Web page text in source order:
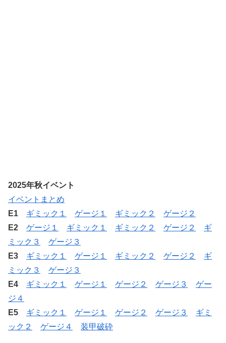
2025年秋イベント
イベントまとめ
E1
ギミック１ ゲージ１ ギミック２
ゲージ２
E2
ゲージ１ ギミック１ ギミック２ ゲージ２
ギ
ミック３
ゲージ３
E3
ギミック１ ゲージ１ ギミック２ ゲージ２
ギ
ミック３
ゲージ３
E4
ギミック１ ゲージ１ ゲージ２ ゲージ３
ゲー
ジ４
E5
ギミック１ ゲージ１ ゲージ２ ゲージ３
ギミ
ック２
ゲージ４ 装甲破砕